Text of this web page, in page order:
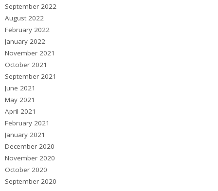
September 2022
August 2022
February 2022
January 2022
November 2021
October 2021
September 2021
June 2021
May 2021
April 2021
February 2021
January 2021
December 2020
November 2020
October 2020
September 2020